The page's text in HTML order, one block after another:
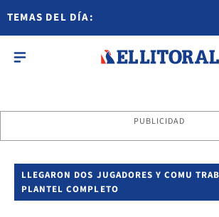
TEMAS DEL DÍA:
PUBLICIDAD
LLEGARON DOS JUGADORES Y COMU
PLANTEL COMPLETO